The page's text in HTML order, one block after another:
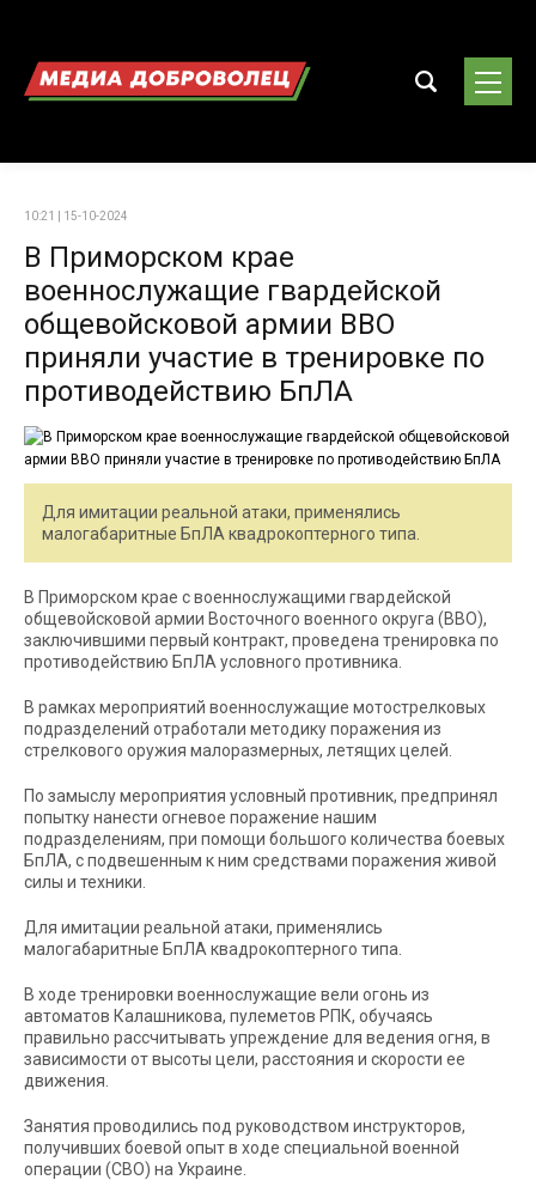
10:21 | 15-10-2024
В Приморском крае
военнослужащие гвардейской
общевойсковой армии ВВО
приняли участие в тренировке по
противодействию БпЛА
Для имитации реальной атаки, применялись
малогабаритные БпЛА квадрокоптерного типа.
В Приморском крае с военнослужащими гвардейской
общевойсковой армии Восточного военного округа (ВВО),
заключившими первый контракт, проведена тренировка по
противодействию БпЛА условного противника.
В рамках мероприятий военнослужащие мотострелковых
подразделений отработали методику поражения из
стрелкового оружия малоразмерных, летящих целей.
По замыслу мероприятия условный противник, предпринял
попытку нанести огневое поражение нашим
подразделениям, при помощи большого количества боевых
БпЛА, с подвешенным к ним средствами поражения живой
силы и техники.
Для имитации реальной атаки, применялись
малогабаритные БпЛА квадрокоптерного типа.
В ходе тренировки военнослужащие вели огонь из
автоматов Калашникова, пулеметов РПК, обучаясь
правильно рассчитывать упреждение для ведения огня, в
зависимости от высоты цели, расстояния и скорости ее
движения.
Занятия проводились под руководством инструкторов,
получивших боевой опыт в ходе специальной военной
операции (СВО) на Украине.